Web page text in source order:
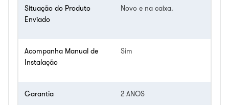
Situação do Produto
Enviado
Novo e na caixa.
Acompanha Manual de
Instalação
Sim
Garantia 2 ANOS